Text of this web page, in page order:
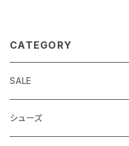
CATEGORY
SALE
シューズ